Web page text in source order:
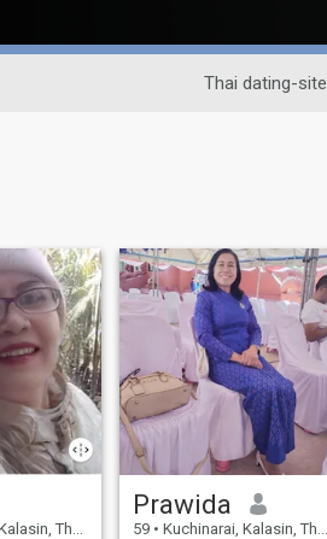
Thai dating-site
Thailand
Prawida
59 • Kuchinarai, Kalasin, Thailand